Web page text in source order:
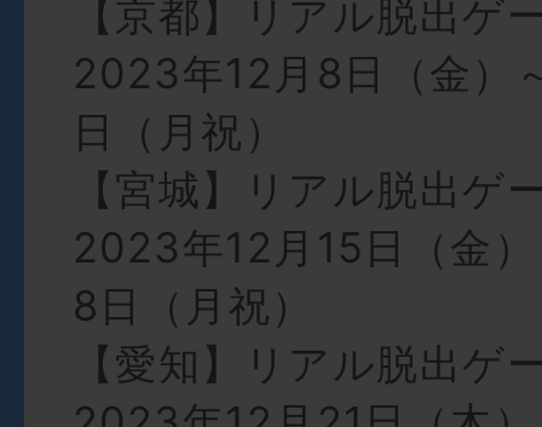
【京都】リアル脱出ゲ
2023年12月8日（金）
日（月祝）
【宮城】リアル脱出ゲ
2023年12月15日（金
8日（月祝）
【愛知】リアル脱出ゲ